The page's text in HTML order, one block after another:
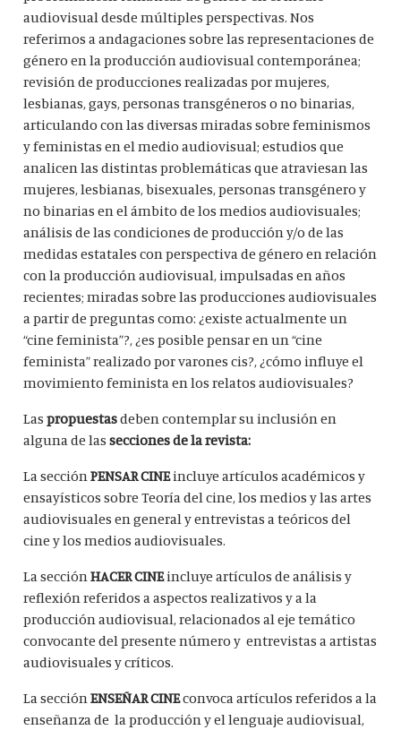
audiovisual desde múltiples perspectivas. Nos
referimos a andagaciones sobre las representaciones de
género en la producción audiovisual contemporánea;
revisión de producciones realizadas por mujeres,
lesbianas, gays, personas transgéneros o no binarias,
articulando con las diversas miradas sobre feminismos
y feministas en el medio audiovisual; estudios que
analicen las distintas problemáticas que atraviesan las
mujeres, lesbianas, bisexuales, personas transgénero y
no binarias en el ámbito de los medios audiovisuales;
análisis de las condiciones de producción y/o de las
medidas estatales con perspectiva de género en relación
con la producción audiovisual, impulsadas en años
recientes; miradas sobre las producciones audiovisuales
a partir de preguntas como: ¿existe actualmente un
“cine feminista”?, ¿es posible pensar en un “cine
feminista” realizado por varones cis?, ¿cómo influye el
movimiento feminista en los relatos audiovisuales?
Las propuestasdeben contemplar su inclusión en
alguna de lassecciones de la revista:
La secciónPENSAR CINEincluye artículos académicos y
ensayísticos sobre Teoría del cine, los medios y las artes
audiovisuales en general y entrevistas a teóricos del
cine y los medios audiovisuales.
La secciónHACER CINEincluye artículos de análisis y
reflexión referidos a aspectos realizativos y a la
producción audiovisual, relacionados al eje temático
convocante del presente número y entrevistas a artistas
audiovisuales y críticos.
La secciónENSEÑAR CINEconvoca artículos referidos a la
enseñanza de la producción y el lenguaje audiovisual,